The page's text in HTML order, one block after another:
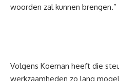
woorden zal kunnen brengen.”
Volgens Koeman heeft die
werkzaamheden zo lang